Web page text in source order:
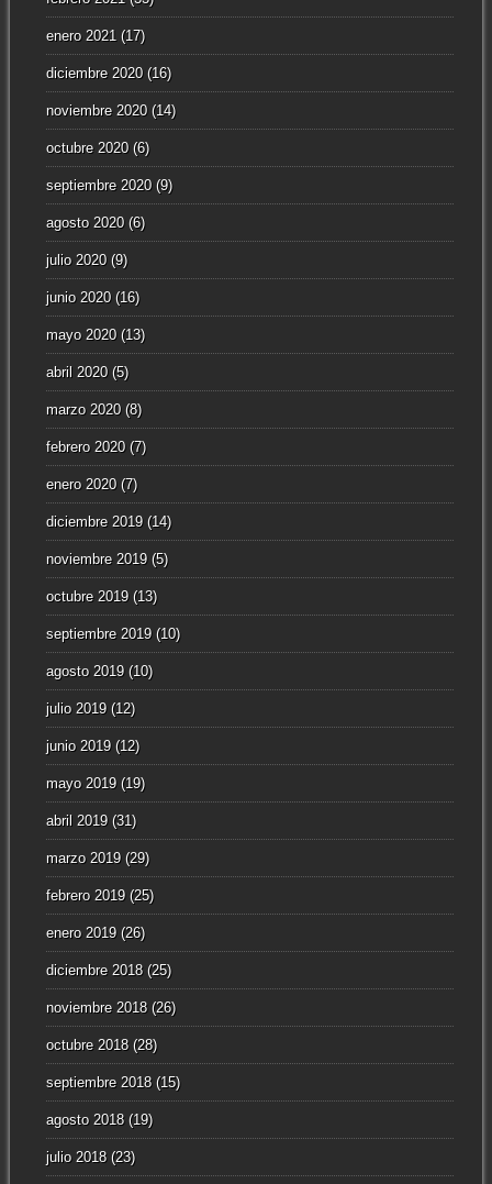
enero 2021 (17)
diciembre 2020(16)
noviembre 2020(14)
octubre 2020(6)
septiembre 2020(9)
agosto 2020(6)
julio 2020(9)
junio 2020(16)
mayo 2020(13)
abril 2020(5)
marzo 2020(8)
febrero 2020(7)
enero 2020(7)
diciembre 2019(14)
noviembre 2019(5)
octubre 2019(13)
septiembre 2019(10)
agosto 2019(10)
julio 2019(12)
junio 2019(12)
mayo 2019(19)
abril 2019(31)
marzo 2019(29)
febrero 2019(25)
enero 2019(26)
diciembre 2018(25)
noviembre 2018(26)
octubre 2018(28)
septiembre 2018(15)
agosto 2018(19)
julio 2018(23)